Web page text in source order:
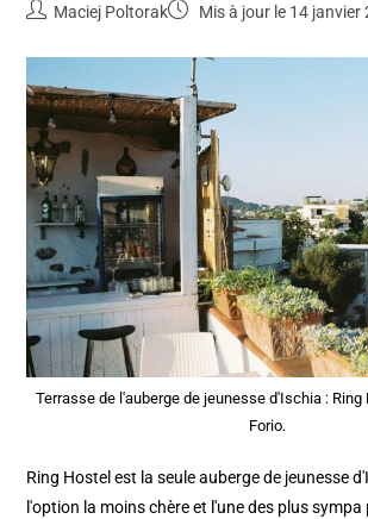
Maciej Poltorak Mis à jour le 14 janvier
Terrasse de l'auberge de jeunesse d'Ischia :
Forio.
Ring Hostel est la seule auberge de jeunesse
l'option la moins chère et l'une des plus